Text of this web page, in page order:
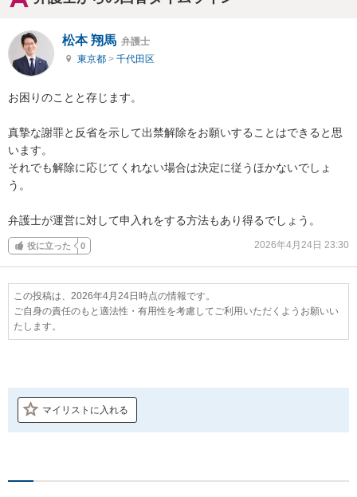
松本 翔馬 弁護士
東京都 > 千代田区
お困りのことと存じます。
真摯な謝罪と反省を示して出禁解除をお願いすることはできると思
います。
それでも解除に応じてくれない場合は決定に従うほかないでしょ
う。
弁護士が運営に対して申入れをする方法もあり得るでしょう。
役に立った 0 2026年4月24日 23:30
この投稿は、2026年4月24日時点の情報です。
ご自身の責任のもと適法性・有用性を考慮してご利用いただくようお願いい
たします。
マイリストに入れる